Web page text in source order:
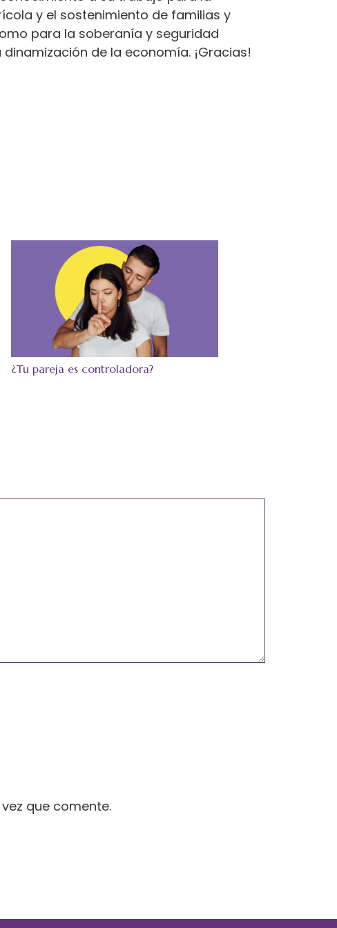
y el sostenimiento de familias y
para la soberanía y seguridad
de la economía. ¡Gracias!
¿Tu pareja es controladora?
que comente.